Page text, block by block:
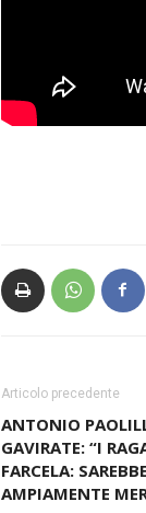
Articolo precedente
ANTONIO
GAVIRATE: “I
FARCELA:
AMPIAMENTE